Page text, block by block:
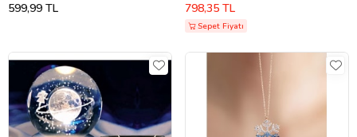
599,99 TL 798,35 TL
Sepet Fiyatı